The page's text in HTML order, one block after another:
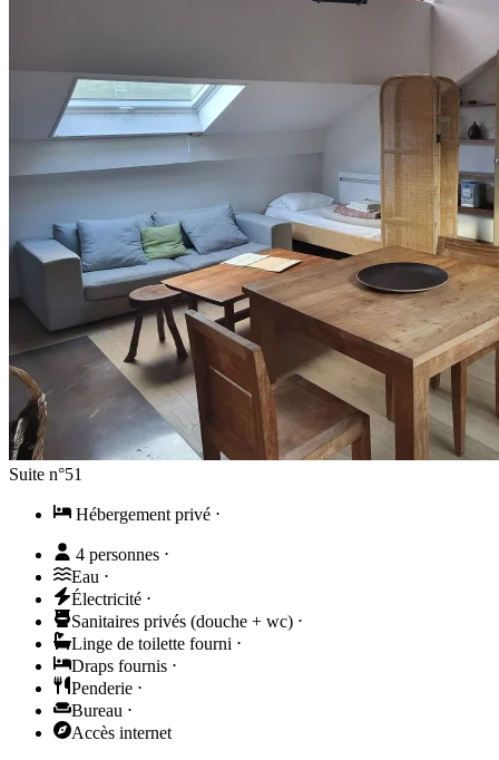
Suite n°51
Hébergement privé ⋅
4 personnes ⋅
Eau ⋅
Électricité ⋅
Sanitaires privés (douche + wc) ⋅
Linge de toilette fourni ⋅
Draps fournis ⋅
Penderie ⋅
Bureau ⋅
Accès internet